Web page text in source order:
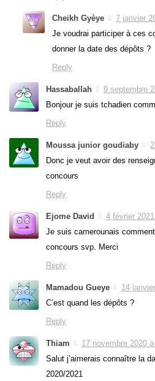
Cheikh Gyèye
7 janvier
Je voudrai participer à ces
donner la date des dépôts ?
Reply
Hassaballah
9 septembre
Bonjour je suis tchadien
Reply
Moussa junior goudiaby
Donc je veut avoir des
concours
Reply
Ejome David
4 février
Je suis camerounais
concours svp. Merci
Reply
Mamadou Gueye
14
C’est quand les dépôts ?
Reply
Thiam
17 novembre 2020
Salut j’aimerais connaître la
2020/2021